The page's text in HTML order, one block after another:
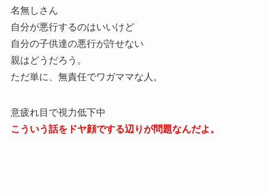
名無しさん
自分が悪行するのはいいけど
自分の子供達の悪行が許せない
親はどうだろう。
ただ単に、無責任でワガママな人。
意疲れ目で視力低下中
こういう話をドヤ顔でする辺りが問題なんだよ。